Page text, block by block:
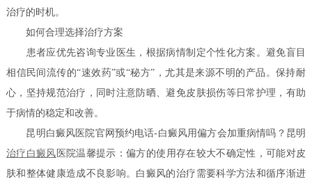
治疗的时机。
如何合理选择治疗方案
患者应优先咨询专业医生，根据病情制定个性化方案。避免盲目
相信民间流传的“速效药”或“秘方”，尤其是来源不明的产品。保持耐
心，坚持规范治疗，同时注意防晒、避免皮肤损伤等日常护理，有助
于病情的稳定和改善。
昆明白癜风医院官网预约电话-白癜风用偏方会加重病情吗？昆明
治疗白癜风 医院温馨提示：偏方的使用存在较大不确定性，可能对皮
肤和整体健康造成不良影响。白癜风的治疗需要科学方法和循序渐进